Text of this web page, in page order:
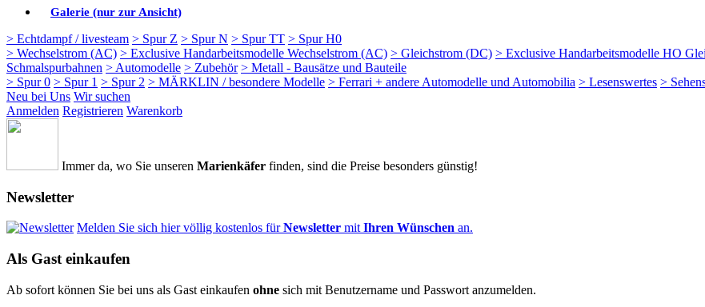
Galerie (nur zur Ansicht)
> Echtdampf / livesteam > Spur Z > Spur N > Spur TT > Spur H0
> Wechselstrom (AC) > Exclusive Handarbeitsmodelle Wechselstrom (AC) > Gleichstrom (DC) > Exclusive Handarbeitsmodelle HO
Schmalspurbahnen > Automodelle > Zubehör > Metall - Bausätze und Bauteile
> Spur 0 > Spur 1 > Spur 2 > MÄRKLIN / besondere Modelle > Ferrari + andere Automodelle und Automobilia > Lesenswertes >
Neu bei Uns Wir suchen
Anmelden Registrieren Warenkorb
Immer da, wo Sie unseren Marienkäfer finden, sind die Preise besonders günstig!
Newsletter
Melden Sie sich hier völlig kostenlos fürNewsletter mitIhren Wünschen an.
Als Gast einkaufen
Ab sofort können Sie bei uns als Gast einkaufen ohne sich mit Benutzername und Passwort anzumelden.